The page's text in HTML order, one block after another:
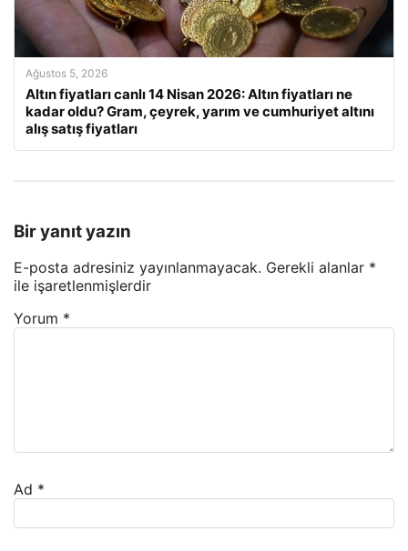
Ağustos 5, 2026
Altın fiyatları canlı 14 Nisan 2026: Altın fiyatları ne
kadar oldu? Gram, çeyrek, yarım ve cumhuriyet altını
alış satış fiyatları
Bir yanıt yazın
E-posta adresiniz yayınlanmayacak. Gerekli alanlar *
ile işaretlenmişlerdir
Yorum *
Ad *